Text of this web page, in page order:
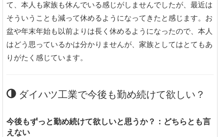
て、本人も家族も休んでいる感じがしませんでしたが、最近は
そういうことも減って休めるようになってきたと感じます。お
盆や年末年始も以前よりは長く休めるようになったので、本人
はどう思っているかは分かりませんが、家族としてはとてもあ
りがたく感じています。
ダイハツ工業で今後も勤め続けて欲しい？
今後もずっと勤め続けて欲しいと思うか？：どちらとも言
えない